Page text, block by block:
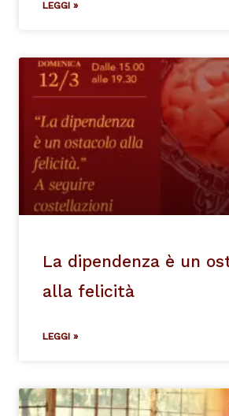
LEGGI »
La dipendenza è un
alla felicità
LEGGI »